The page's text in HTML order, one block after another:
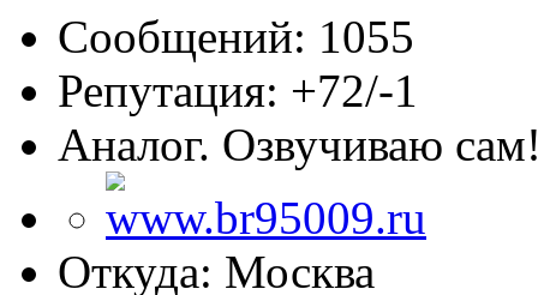
Сообщений: 1055
Репутация: +72/-1
Аналог. Озвучиваю
Откуда: Москва